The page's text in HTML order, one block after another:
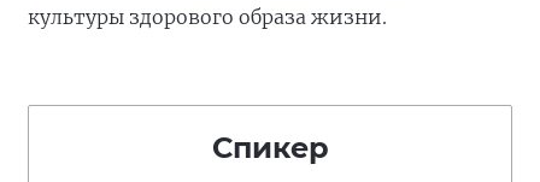
культуры здорового образа жизни.
Спикер